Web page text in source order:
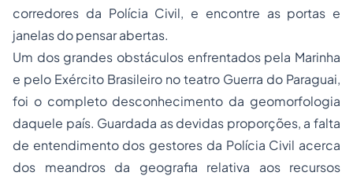
corredores da Polícia Civil, e encontre as portas e
janelas do pensar abertas.
Um dos grandes obstáculos enfrentados pela Marinha
e pelo Exército Brasileiro no teatro Guerra do Paraguai,
foi o completo desconhecimento da geomorfologia
daquele país. Guardada as devidas proporções, a falta
de entendimento dos gestores da Polícia Civil acerca
dos meandros da geografia relativa aos recursos